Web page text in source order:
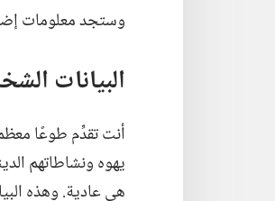
وستجد معلومات
البيانات
أنت تقدِّم طوعًا
يهوه ونشاطاتهم
هي عادية.‏ وهذه